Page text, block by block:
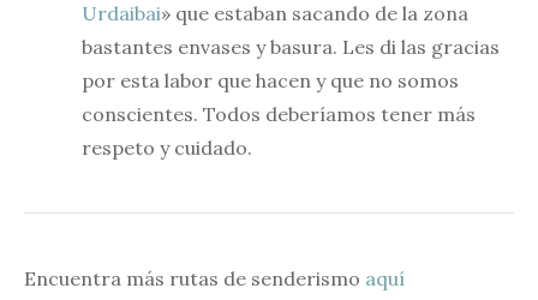
Urdaibai» que estaban sacando de la zona
bastantes envases y basura. Les di las gracias
por esta labor que hacen y que no somos
conscientes. Todos deberíamos tener más
respeto y cuidado.
Encuentra más rutas de senderismo aquí